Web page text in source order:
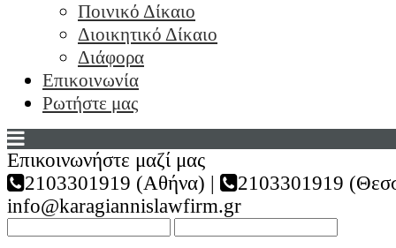
Ποινικό Δίκαιο
Διοικητικό Δίκαιο
Διάφορα
Επικοινωνία
Ρωτήστε μας
Επικοινωνήστε μαζί μας
2103301919 (Αθήνα) |
2103301919
info@karagiannislawfirm.gr